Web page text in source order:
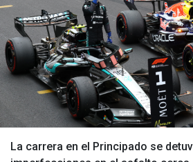
La carrera en el Principado se